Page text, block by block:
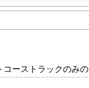
ーストラックのみ